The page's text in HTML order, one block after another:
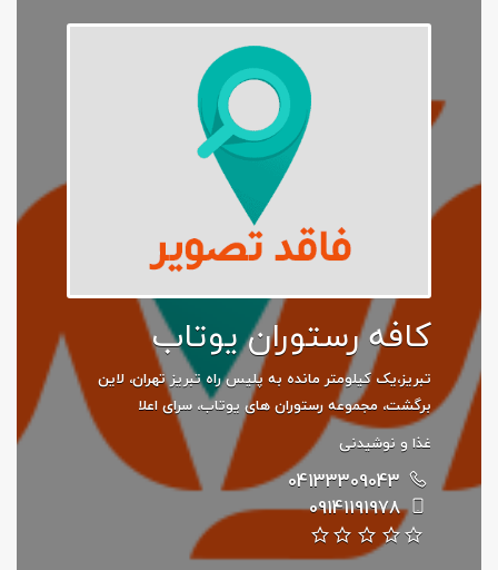
کافه رستوران یوتاب
تبریز،یک کیلومتر مانده به پلیس راه تبریز تهران، لاین
برگشت، مجموعه رستوران های یوتاب، سرای اعلا
غذا و نوشیدنی
04133309043
09141191978